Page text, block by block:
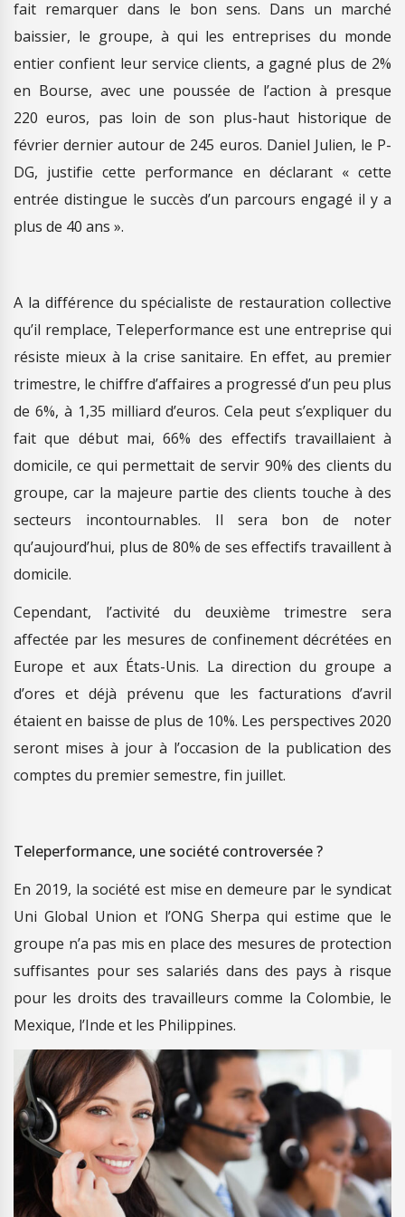
fait remarquer dans le bon sens. Dans un marché
baissier, le groupe, à qui les entreprises du monde
entier confient leur service clients, a gagné plus de 2%
en Bourse, avec une poussée de l’action à presque
220 euros, pas loin de son plus-haut historique de
février dernier autour de 245 euros. Daniel Julien, le P-
DG, justifie cette performance en déclarant « cette
entrée distingue le succès d’un parcours engagé il y a
plus de 40 ans ».
A la différence du spécialiste de restauration collective
qu’il remplace, Teleperformance est une entreprise qui
résiste mieux à la crise sanitaire. En effet, au premier
trimestre, le chiffre d’affaires a progressé d’un peu plus
de 6%, à 1,35 milliard d’euros. Cela peut s’expliquer du
fait que début mai, 66% des effectifs travaillaient à
domicile, ce qui permettait de servir 90% des clients du
groupe, car la majeure partie des clients touche à des
secteurs incontournables. Il sera bon de noter
qu’aujourd’hui, plus de 80% de ses effectifs travaillent à
domicile.
Cependant, l’activité du deuxième trimestre sera
affectée par les mesures de confinement décrétées en
Europe et aux États-Unis. La direction du groupe a
d’ores et déjà prévenu que les facturations d’avril
étaient en baisse de plus de 10%. Les perspectives 2020
seront mises à jour à l’occasion de la publication des
comptes du premier semestre, fin juillet.
Teleperformance, une société controversée ?
En 2019, la société est mise en demeure par le syndicat
Uni Global Union et l’ONG Sherpa qui estime que le
groupe n’a pas mis en place des mesures de protection
suffisantes pour ses salariés dans des pays à risque
pour les droits des travailleurs comme la Colombie, le
Mexique, l’Inde et les Philippines.